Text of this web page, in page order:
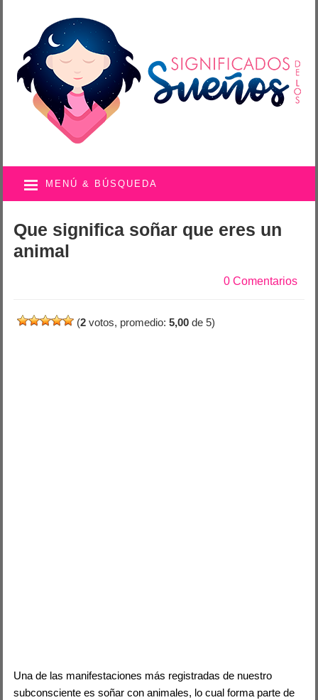
MENÚ & BÚSQUEDA
Que significa soñar que eres un
animal
0 Comentarios
(2 votos, promedio:5,00 de 5)
Una de las manifestaciones más registradas de nuestro
subconsciente es soñar con animales, lo cual forma parte de